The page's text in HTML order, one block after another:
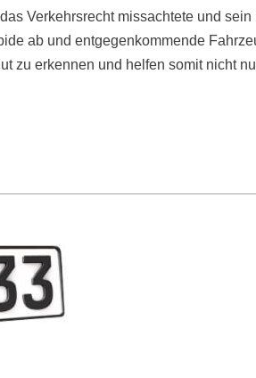
Verkehrsrecht missachtete und sein
ab und entgegenkommende
zu erkennen und helfen somit nicht